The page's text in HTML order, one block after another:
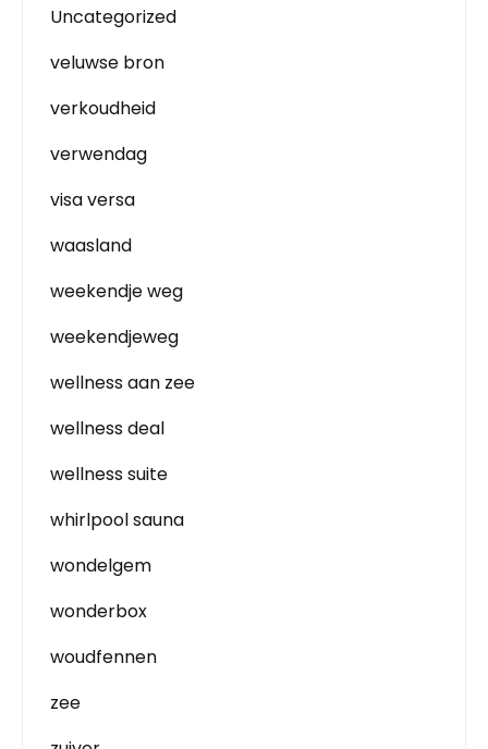
Uncategorized
veluwse bron
verkoudheid
verwendag
visa versa
waasland
weekendje weg
weekendjeweg
wellness aan zee
wellness deal
wellness suite
whirlpool sauna
wondelgem
wonderbox
woudfennen
zee